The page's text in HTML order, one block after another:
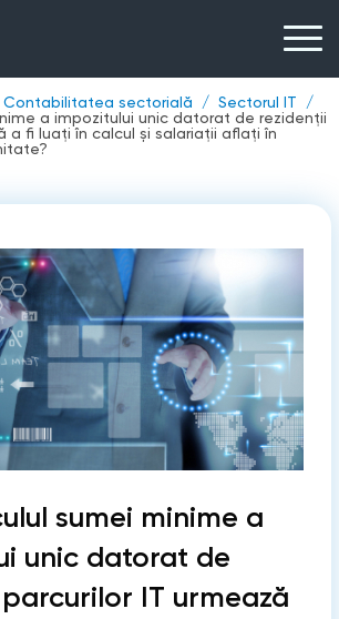
Contabilitatea sectorială
Sectorul IT
a impozitului unic datorat de rezidenții
a fi luați în calcul și salariații aflați în
sumei minime a
unic datorat de
IT urmează